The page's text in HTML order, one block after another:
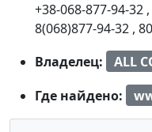
+38-068-877-94-32 ,
8(068)877-94-32 ,
Владелец:
ALL
Где найдено: